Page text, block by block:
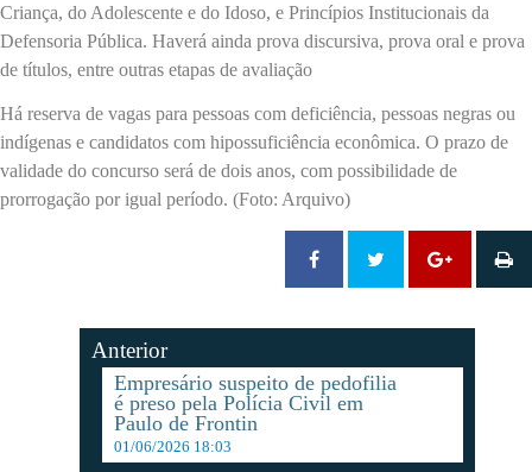
Criança, do Adolescente e do Idoso, e Princípios Institucionais da
Defensoria Pública. Haverá ainda prova discursiva, prova oral e prova
de títulos, entre outras etapas de avaliação
Há reserva de vagas para pessoas com deficiência, pessoas negras ou
indígenas e candidatos com hipossuficiência econômica. O prazo de
validade do concurso será de dois anos, com possibilidade de
prorrogação por igual período. (Foto: Arquivo)
Anterior
Empresário suspeito de pedofilia
é preso pela Polícia Civil em
Paulo de Frontin
01/06/2026 18:03